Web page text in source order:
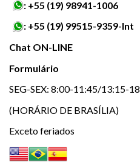
: +55 (19) 98941-1006
: +55 (19) 99515-9359-Int
Chat ON-LINE
Formulário
SEG-SEX: 8:00-11:45/13:15-
(HORÁRIO DE BRASÍLIA)
Exceto feriados